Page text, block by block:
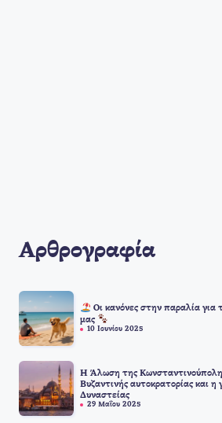
Αρθρογραφία
Οι κανόνες στην παραλία για
μας
10 Ιουνίου 2025
Η Άλωση της
Βυζαντινής αυτοκρατορίας και
Δυναστείας
29 Μαΐου 2025